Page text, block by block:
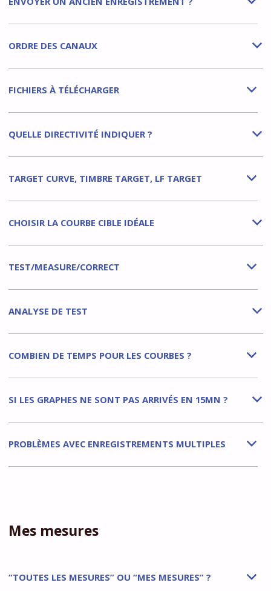
b
ORDRE DES CANAUX
b
FICHIERS À TÉLÉCHARGER
b
QUELLE DIRECTIVITÉ INDIQUER ?
b
TARGET CURVE, TIMBRE TARGET, LF TARGET
b
CHOISIR LA COURBE CIBLE IDÉALE
b
TEST/MEASURE/CORRECT
b
ANALYSE DE TEST
b
COMBIEN DE TEMPS POUR LES COURBES ?
b
SI LES GRAPHES NE SONT PAS ARRIVÉS EN 15MN ?
b
PROBLÈMES AVEC ENREGISTREMENTS MULTIPLES
Mes mesures
b
“TOUTES LES MESURES” OU “MES MESURES” ?